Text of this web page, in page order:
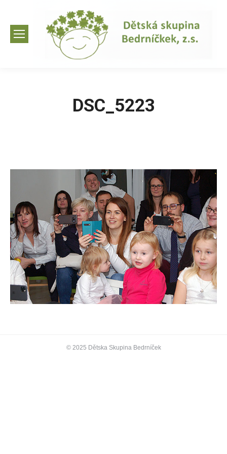
DSC_5223
© 2025 Dětska Skupina Bedrníček